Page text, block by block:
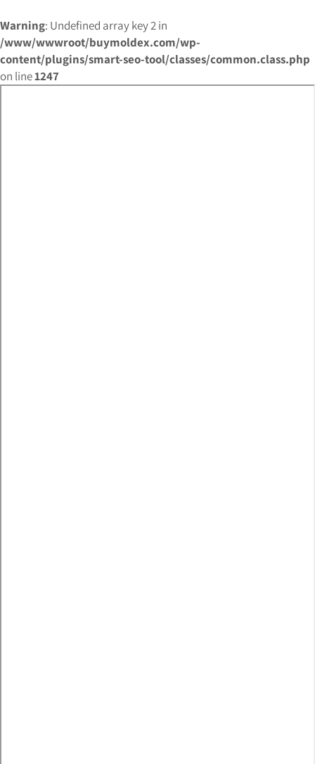
Warning: Undefined array key 2 in
/www/wwwroot/buymoldex.com/wp-
content/plugins/smart-seo-tool/classes/common.class.php
on line1247